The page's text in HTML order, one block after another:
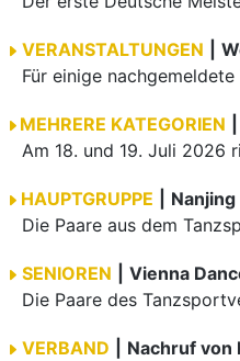
VERANSTALTUNGEN
MEHRERE KATEGORIEN
HAUPTGRUPPE
SENIOREN
Vienna
VERBAND
Nachruf von